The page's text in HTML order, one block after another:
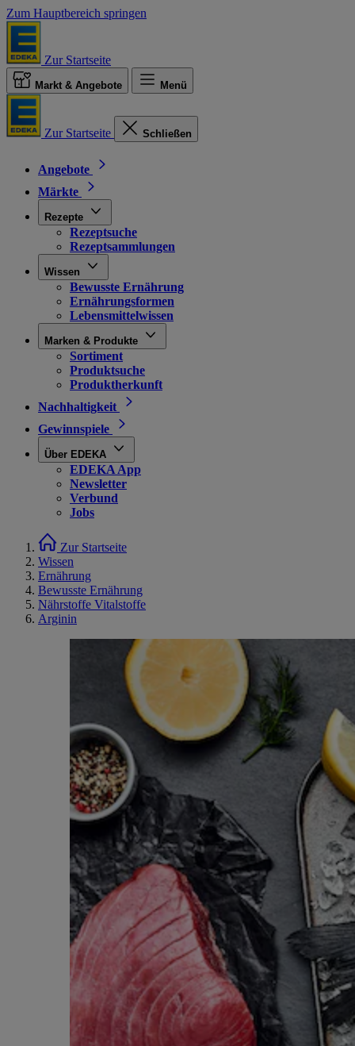
Zum Hauptbereich springen
Zur Startseite
Markt & Angebote Menü
Zur Startseite Schließen
Angebote
Märkte
Rezepte
Rezeptsuche
Rezeptsammlungen
Wissen
Bewusste Ernährung
Ernährungsformen
Lebensmittelwissen
Marken & Produkte
Sortiment
Produktsuche
Produktherkunft
Nachhaltigkeit
Gewinnspiele
Über EDEKA
EDEKA App
Newsletter
Verbund
Jobs
Zur Startseite
Wissen
Ernährung
Bewusste Ernährung
Nährstoffe Vitalstoffe
Arginin